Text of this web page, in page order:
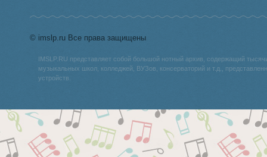
© imslp.ru Все права защищены
IMSLP.RU представляет собой большой нотный архив, содержащий
музыкальных школ, колледжей, ВУЗов, консерваторий и т.д.,
устройств.